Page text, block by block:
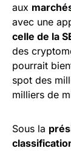
aux
avec une
celle de la
des
pourrait
spot des
milliers de
Sous la